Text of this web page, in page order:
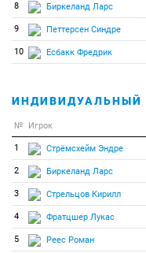
8 Биркеланд Ларс
9 Петтерсен Синдре
10 Есбакк Фредрик
ИНДИВИДУАЛЬНЫЙ
№ Игрок
1 Стрёмсхейм Эндре
2 Биркеланд Ларс
3 Стрельцов Кирилл
4 Фратцшер Лукас
5 Реес Роман